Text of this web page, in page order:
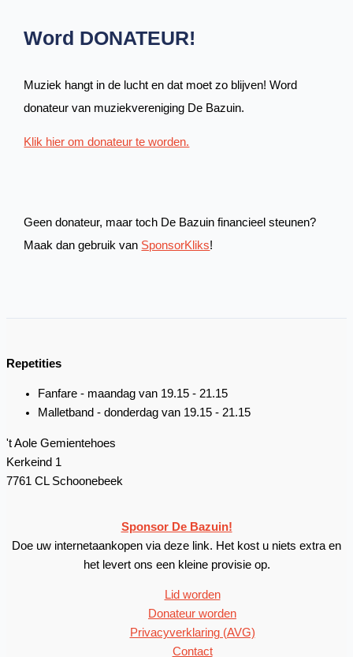
Word DONATEUR!
Muziek hangt in de lucht en dat moet zo blijven! Word
donateur van muziekvereniging De Bazuin.
Klik hier om donateur te worden.
Geen donateur, maar toch De Bazuin financieel steunen?
Maak dan gebruik van SponsorKliks!
Repetities
Fanfare - maandag van 19.15 - 21.15
Malletband - donderdag van 19.15 - 21.15
't Aole Gemientehoes
Kerkeind 1
7761 CL Schoonebeek
Sponsor De Bazuin!
Doe uw internetaankopen via deze link. Het kost u niets extra en
het levert ons een kleine provisie op.
Lid worden
Donateur worden
Privacyverklaring (AVG)
Contact